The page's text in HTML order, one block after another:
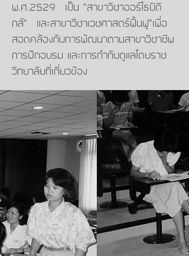
พ.ศ.2529 เป็น “สาขาวิชาออร์โธปิดิ
กส์” และสาขาวิชาเวชศาสตร์ฟื้นฟู”เพื่อ
สอดคล้องกับการพัฒนาตามสาขาวิชาชีพ
การฝึกอบรม และการกำกับดูแลโดยราช
วิทยาลัยที่เกี่ยวข้อง